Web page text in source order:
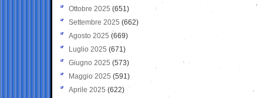
Ottobre 2025 (651)
Settembre 2025 (662)
Agosto 2025 (669)
Luglio 2025 (671)
Giugno 2025 (573)
Maggio 2025 (591)
Aprile 2025 (622)